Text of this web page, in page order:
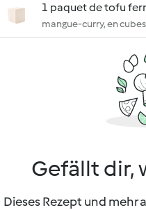
1 paquet de tofu
mangue-curry, en cubes
Gefällt dir,
Dieses Rezept und mehr